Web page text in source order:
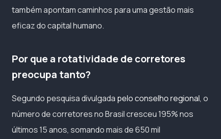
também apontam caminhos para uma gestão mais
eficaz do capital humano.
Por que a rotatividade de corretores
preocupa tanto?
Segundo pesquisa divulgada pelo conselho regional, o
número de corretores no Brasil cresceu 195% nos
últimos 15 anos, somando mais de 650 mil